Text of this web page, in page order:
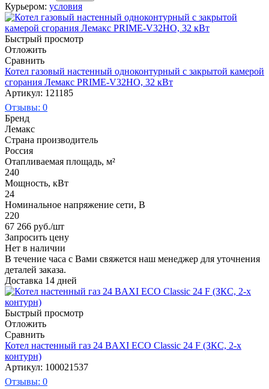
Курьером: условия
Быстрый просмотр
Отложить
Сравнить
Котел газовый настенный одноконтурный с закрытой камерой
сгорания Лемакс PRIME-V32HO, 32 кВт
Артикул: 121185
Отзывы: 0
Бренд
Лемакс
Страна производитель
Россия
Отапливаемая площадь, м²
240
Мощность, кВт
24
Номинальное напряжение сети, В
220
67 266 руб./шт
Запросить цену
Нет в наличии
В течение часа с Вами свяжется наш менеджер для уточнения
деталей заказа.
Доставка 14 дней
Быстрый просмотр
Отложить
Сравнить
Котел настенный газ 24 BAXI ECO Classic 24 F (ЗКС, 2-х
контурн)
Артикул: 100021537
Отзывы: 0